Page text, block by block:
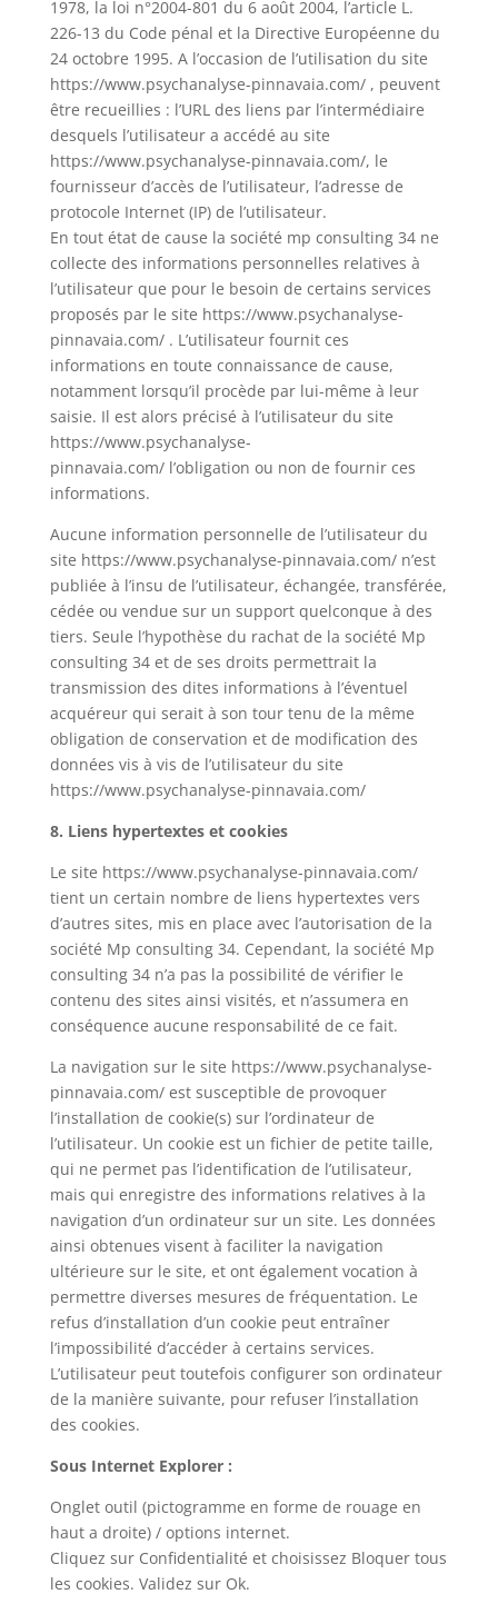
1978, la loi n°2004-801 du 6 août 2004, l’article L.
226-13 du Code pénal et la Directive Européenne du
24 octobre 1995. A l’occasion de l’utilisation du site
https://www.psychanalyse-pinnavaia.com/ , peuvent
être recueillies : l’URL des liens par l’intermédiaire
desquels l’utilisateur a accédé au site
https://www.psychanalyse-pinnavaia.com/, le
fournisseur d’accès de l’utilisateur, l’adresse de
protocole Internet (IP) de l’utilisateur.
En tout état de cause la société mp consulting 34 ne
collecte des informations personnelles relatives à
l’utilisateur que pour le besoin de certains services
proposés par le site https://www.psychanalyse-
pinnavaia.com/ . L’utilisateur fournit ces
informations en toute connaissance de cause,
notamment lorsqu’il procède par lui-même à leur
saisie. Il est alors précisé à l’utilisateur du site
https://www.psychanalyse-
pinnavaia.com/ l’obligation ou non de fournir ces
informations.
Aucune information personnelle de l’utilisateur du
site https://www.psychanalyse-pinnavaia.com/ n’est
publiée à l’insu de l’utilisateur, échangée, transférée,
cédée ou vendue sur un support quelconque à des
tiers. Seule l’hypothèse du rachat de la société Mp
consulting 34 et de ses droits permettrait la
transmission des dites informations à l’éventuel
acquéreur qui serait à son tour tenu de la même
obligation de conservation et de modification des
données vis à vis de l’utilisateur du site
https://www.psychanalyse-pinnavaia.com/
8. Liens hypertextes et cookies
Le site https://www.psychanalyse-pinnavaia.com/
tient un certain nombre de liens hypertextes vers
d’autres sites, mis en place avec l’autorisation de la
société Mp consulting 34. Cependant, la société Mp
consulting 34 n’a pas la possibilité de vérifier le
contenu des sites ainsi visités, et n’assumera en
conséquence aucune responsabilité de ce fait.
La navigation sur le site https://www.psychanalyse-
pinnavaia.com/ est susceptible de provoquer
l’installation de cookie(s) sur l’ordinateur de
l’utilisateur. Un cookie est un fichier de petite taille,
qui ne permet pas l’identification de l’utilisateur,
mais qui enregistre des informations relatives à la
navigation d’un ordinateur sur un site. Les données
ainsi obtenues visent à faciliter la navigation
ultérieure sur le site, et ont également vocation à
permettre diverses mesures de fréquentation. Le
refus d’installation d’un cookie peut entraîner
l’impossibilité d’accéder à certains services.
L’utilisateur peut toutefois configurer son ordinateur
de la manière suivante, pour refuser l’installation
des cookies.
Sous Internet Explorer :
Onglet outil (pictogramme en forme de rouage en
haut a droite) / options internet.
Cliquez sur Confidentialité et choisissez Bloquer tous
les cookies. Validez sur Ok.